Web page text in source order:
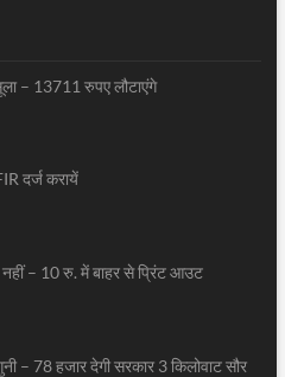
– 13711 रुपए लौटाएंगे
दर्ज करायें
नहीं – 10 रु. में बाहर से प्रिंट आउट
– 78 हजार देगी सरकार 3 किलोवाट सौर